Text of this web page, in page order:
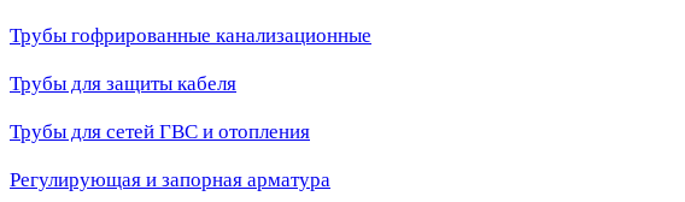
Трубы гофрированные канализационные
Трубы для защиты кабеля
Трубы для сетей ГВС и отопления
Регулирующая и запорная арматура